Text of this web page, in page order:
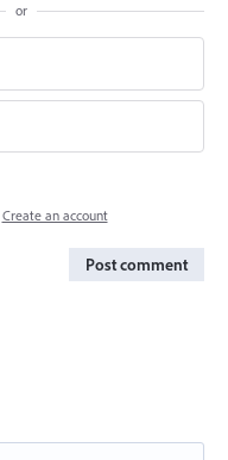
or
Create an account
Post comment